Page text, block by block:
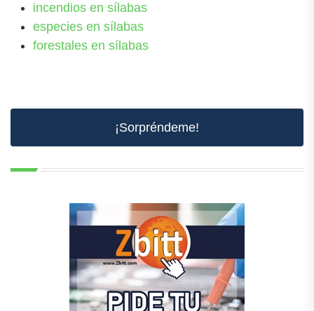
incendios en sílabas
especies en sílabas
forestales en sílabas
¡Sorpréndeme!